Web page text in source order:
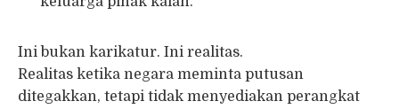
Ini bukan karikatur. Ini realitas.
Realitas ketika negara meminta putusan
ditegakkan, tetapi tidak menyediakan perangkat